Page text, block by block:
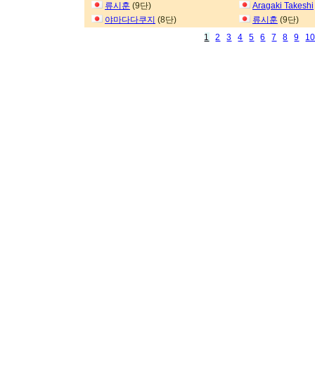
류시훈 (9단) Aragaki Takeshi
야마다다쿠지 (8단) 류시훈 (9단)
1
2 3 4 5 6 7 8 9 10